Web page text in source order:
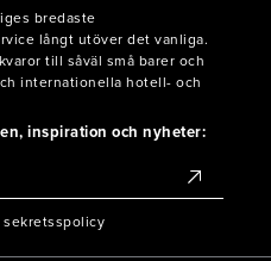
bredaste
långt utöver det vanliga.
till såväl små barer och
internationella hotell- och
inspiration och nyheter:
sekretsspolicy